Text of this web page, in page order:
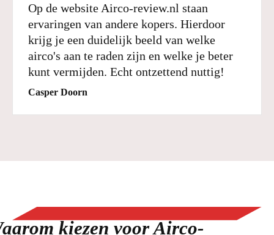
Op de website Airco-review.nl staan
ervaringen van andere kopers. Hierdoor
krijg je een duidelijk beeld van welke
airco's aan te raden zijn en welke je beter
kunt vermijden. Echt ontzettend nuttig!
Casper Doorn
kiezen voor Airco-